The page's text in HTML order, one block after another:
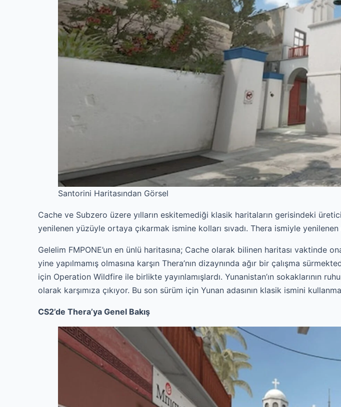
Santorini Haritasından Görsel
Cache ve Subzero üzere yılların eskitemediği klasik haritaların gerisindeki
yenilenen yüzüyle ortaya çıkarmak ismine kolları sıvadı. Thera ismiyle yenilenen
Gelelim FMPONE’un en ünlü haritasına; Cache olarak bilinen haritası vaktinde
yine yapılmamış olmasına karşın Thera’nın dizaynında ağır bir çalışma
için Operation Wildfire ile birlikte yayınlamışlardı. Yunanistan’ın sokaklarının
olarak karşımıza çıkıyor. Bu son sürüm için Yunan adasının klasik ismini
CS2’de Thera’ya Genel Bakış